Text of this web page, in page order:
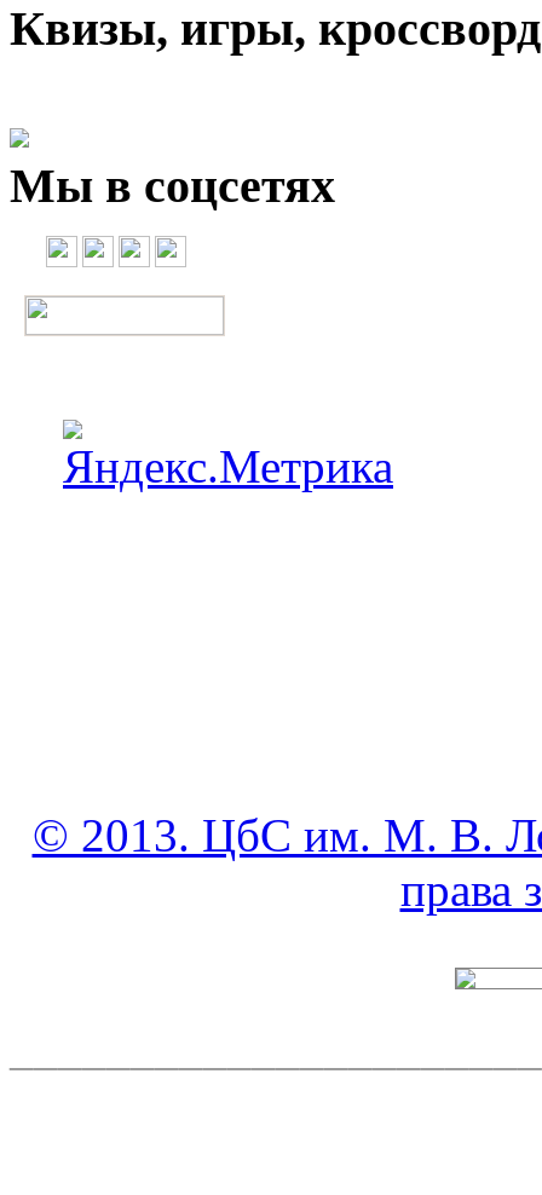
Квизы, игры,
Мы в соцсетях
© 2013. ЦбС им. М. В.
права